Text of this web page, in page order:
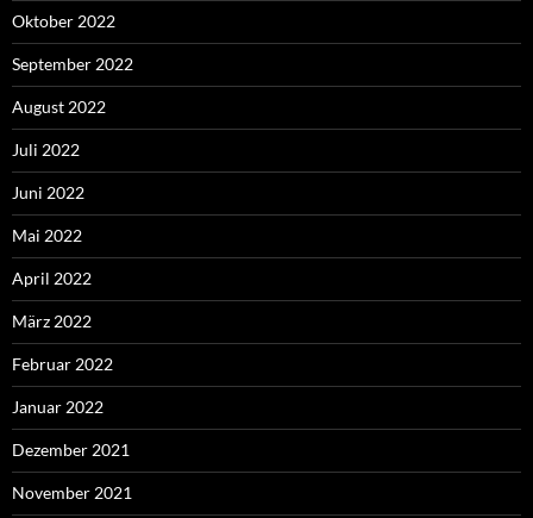
Oktober 2022
September 2022
August 2022
Juli 2022
Juni 2022
Mai 2022
April 2022
März 2022
Februar 2022
Januar 2022
Dezember 2021
November 2021